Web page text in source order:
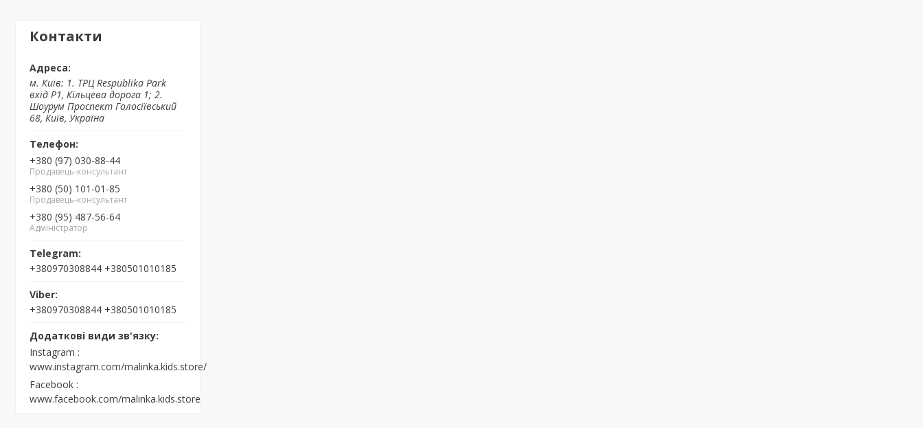
Контакти
м. Київ: 1. ТРЦ Respublika Park
вхід P1, Кільцева дорога 1; 2.
Шоурум Проспект Голосіївський
68, Київ, Україна
+380 (97) 030-88-44
Продавець-консультант
+380 (50) 101-01-85
Продавець-консультант
+380 (95) 487-56-64
Адміністратор
+380970308844 +380501010185
+380970308844 +380501010185
Instagram
www.instagram.com/malinka.kids.store/
Facebook
www.facebook.com/malinka.kids.store